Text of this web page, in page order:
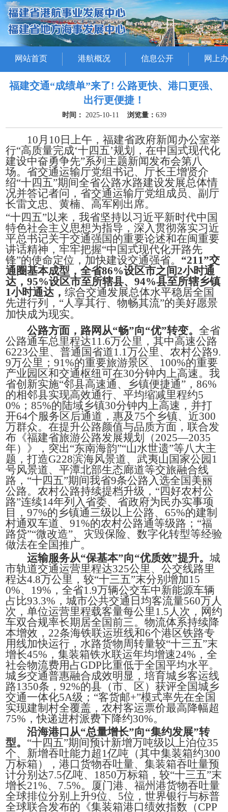
网站首页 港航概况 信息公开 网上
福建交通“成绩单”来了! 公路更快、港口更强、
出行更便捷！
时间： 2025-10-11 浏览量： 639
10月10日上午，福建省政府新闻办公室举
行“高质量完成‘十四五’规划，在中国式现代化
建设中奋勇争先”系列主题新闻发布会第八
场。省交通运输厅党组书记、厅长王增贤介
绍“十四五”期间全省公路水路建设发展总体情
况并答记者问，省交通运输厅党组成员、副厅
长雷文忠、黄楠、高军刚出席。
“十四五”以来，我省坚持以习近平新时代中国
特色社会主义思想为指导，深入贯彻落实习近
平总书记关于交通强国的重要论述和在闽重要
讲话精神，牢牢把握“中国式现代化开路先
锋”的使命定位，加快建设交通强省。 “211”交
通圈基本成型，全省86%设区市之间2小时通
达，95%设区市至所辖县、94%县至所辖乡镇
1小时通达， 综合交通发展总体水平稳居全国
先进行列，“人享其行、物畅其流”的美好愿景
加快成为现实。
公路方面，路网从“畅”向“优”转变。 全省
公路通车总里程达11.6万公里，其中高速公路
6223公里、普通国省道1.1万公里、农村公路9.
9万公里；91%的重要旅游景区、100%的重要
产业园区和交通枢纽可在30分钟内上高速。我
省创新实施“邻县高速通、乡镇便捷通”，86%
的相邻县实现高效通行、平均缩减里程约5
0%；85%的陆域乡镇30分钟内上高速，并打
开64个服务区后通道，惠及75个乡镇、近300
万群众。在提升公路颜值与品质方面，联合发
布《福建省旅游公路发展规划（2025—2035
年）》，突出“东南海韵”“山水世遗”等八大主
题，打造G228滨海风景道、武夷山国家公园1
号风景道、平潭北部生态廊道等交旅融合线
路，“十四五”期间我省9条公路入选全国美丽
公路。农村公路持续提档升级，“四好农村公
路”连续14年列入省委、省政府为民办实事项
目，97%的乡镇通三级以上公路、65%的建制
村通双车道、91%的农村公路通等级路；“福
路贷”“微改造”、灾毁保险、数字化转型等经验
做法在全国推广。
运输服务从“保基本”向“优质效”提升。 城
市轨道交通运营里程达325公里、公交线路里
程达4.8万公里，较“十三五”末分别增加15
0%、19%，全省1.9万辆公交车中新能源车辆
占比93.3%，城市公共交通日均客流量560万人
次，单位运营里程载客量每公里1.5人次，网约
车双合规率长期居全国前三。物流体系持续降
本增效，22条海铁联运班线和6个港区铁路专
用线加快运行，水路货物周转量较“十三五”末
增长45%，集装箱铁水联运年均增速24%，全
社会物流费用占GDP比重低于全国平均水平。
城乡交通普惠融合成效明显，培育城乡客运线
路1350条，92%的县（市、区）获评全国城乡
交通一体化5A级；“客货邮+”模式率先在全国
实现建制村全覆盖，农村客运票价最高降幅超
75%，快递进村派费下降约30%。
沿海港口从“总量增长”向“集约发展”转
型。 “十四五”期间预计新增万吨级以上泊位35
个、新增吞吐能力超1亿吨（其中集装箱约300
万标箱），港口货物吞吐量、集装箱吞吐量预
计分别达7.5亿吨、1850万标箱，较“十三五”末
增长21%、7.5%。厦门港、福州港货物吞吐量
全球排位分别上升9位、5位，世界银行与标普
全球联合发布的《集装箱港口绩效指数（CPP